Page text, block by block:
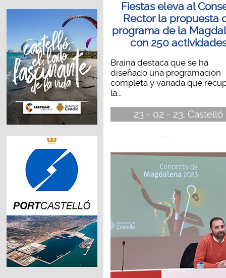
Fiestas eleva al
Rector la propuesta
programa de la
con 250
Braina destaca que se ha
diseñado una programación
completa y variada que
la...
23 - 02 - 23, Castelló